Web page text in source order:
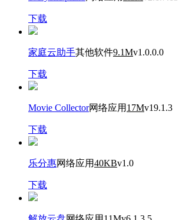
下载
家庭云助手其他软件9.1Mv1.0.0.0
下载
Movie Collector网络应用 17Mv19.1.3
下载
乐分惠网络应用40KBv1.0
下载